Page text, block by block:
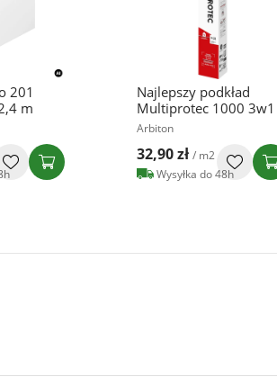
201
m
Najlepszy podkład
Multiprotec 1000 3w1
Arbiton
32,90 zł / m2
Wysyłka do 48h